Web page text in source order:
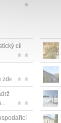
★
cíl
★ ★
★ ★
★ ★